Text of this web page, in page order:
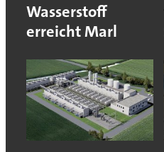
Wasserstoff
erreicht Marl